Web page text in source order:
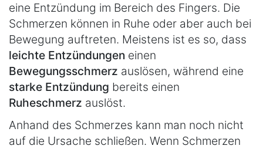
eine Entzündung im Bereich des Fingers. Die
Schmerzen können in Ruhe oder aber auch bei
Bewegung auftreten. Meistens ist es so, dass
leichte Entzündungen einen
Bewegungsschmerz auslösen, während eine
starke Entzündung bereits einen
Ruheschmerz auslöst.
Anhand des Schmerzes kann man noch nicht
auf die Ursache schließen. Wenn Schmerzen